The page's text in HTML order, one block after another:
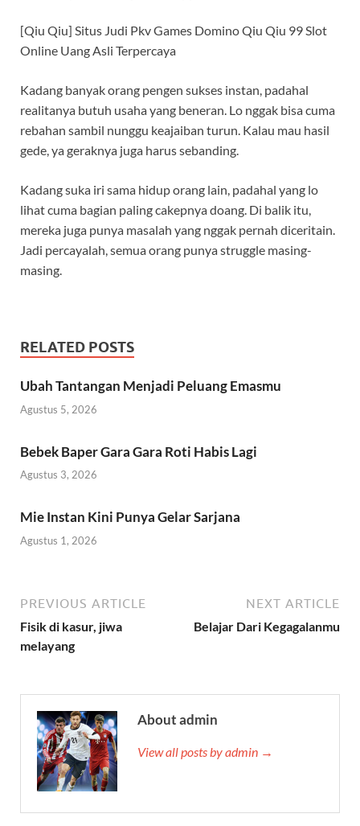
[Qiu Qiu] Situs Judi Pkv Games Domino Qiu Qiu 99 Slot
Online Uang Asli Terpercaya
Kadang banyak orang pengen sukses instan, padahal
realitanya butuh usaha yang beneran. Lo nggak bisa cuma
rebahan sambil nunggu keajaiban turun. Kalau mau hasil
gede, ya geraknya juga harus sebanding.
Kadang suka iri sama hidup orang lain, padahal yang lo
lihat cuma bagian paling cakepnya doang. Di balik itu,
mereka juga punya masalah yang nggak pernah diceritain.
Jadi percayalah, semua orang punya struggle masing-
masing.
RELATED POSTS
Ubah Tantangan Menjadi Peluang Emasmu
Agustus 5, 2026
Bebek Baper Gara Gara Roti Habis Lagi
Agustus 3, 2026
Mie Instan Kini Punya Gelar Sarjana
Agustus 1, 2026
PREVIOUS ARTICLE
Fisik di kasur, jiwa
melayang
NEXT ARTICLE
Belajar Dari Kegagalanmu
About admin
View all posts by admin →